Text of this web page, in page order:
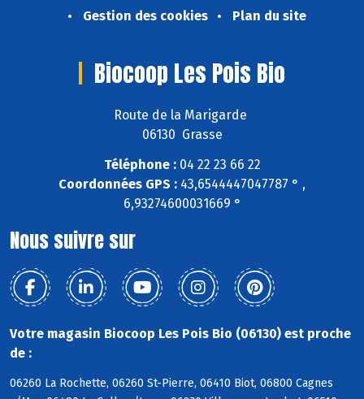
Gestion des cookies
Plan du site
Biocoop Les Pois Bio
Route de la Marigarde
06130 Grasse
Téléphone :04 22 23 66 22
Coordonnées GPS : 43,6544447047787 ° ,
6,93274600031669 °
Nous suivre sur
Votre magasin Biocoop Les Pois Bio (06130) est proche
de :
06260 La Rochette, 06260 St-Pierre, 06410 Biot, 06800 Cagnes